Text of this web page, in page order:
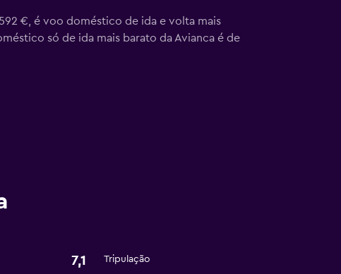
€, é voo doméstico de ida e volta mais
só de ida mais barato da Avianca é de
7,1 Tripulação